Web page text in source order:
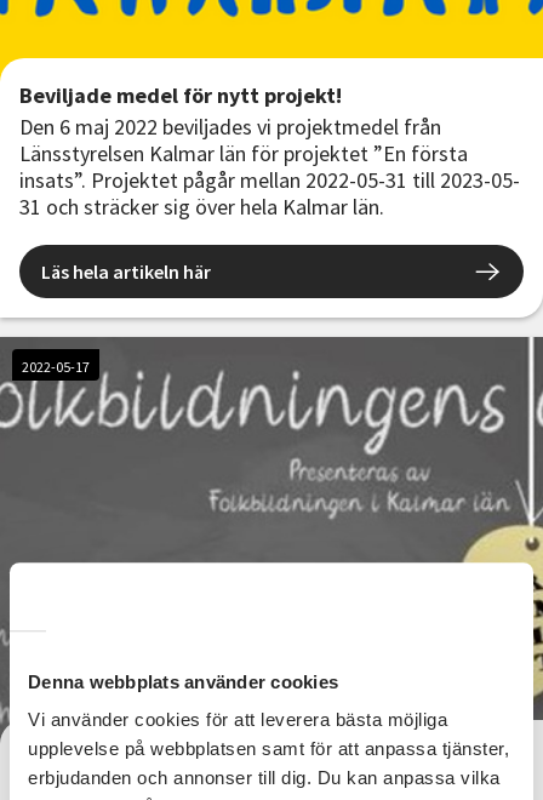
Denna webbplats använder cookies
Vi använder cookies för att leverera bästa möjliga
upplevelse på webbplatsen samt för att anpassa tjänster,
erbjudanden och annonser till dig. Du kan anpassa vilka
Beviljade medel för nytt projekt!
Den 6 maj 2022 beviljades vi projektmedel från
Länsstyrelsen Kalmar län för projektet ”En första
insats”. Projektet pågår mellan 2022-05-31 till 2023-05-
31 och sträcker sig över hela Kalmar län.
Läs hela artikeln här
2022-05-17
Folkbildningens dag 21 maj!
Välkommen på Folkbildningens dag lördag 21 maj